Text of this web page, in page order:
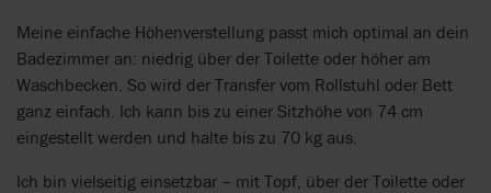
Meine einfache Höhenverstellung passt mich optimal an dein
Badezimmer an: niedrig über der Toilette oder höher am
Waschbecken. So wird der Transfer vom Rollstuhl oder Bett
ganz einfach. Ich kann bis zu einer Sitzhöhe von 74 cm
eingestellt werden und halte bis zu 70 kg aus.
Ich bin vielseitig einsetzbar – mit Topf, über der Toilette oder